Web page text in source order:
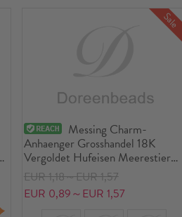
Sale
Messing Charm-
Anhaenger Grosshandel 18K
Vergoldet Hufeisen Meerestier
Micro Pave Blau Kubischer Zirkon
EUR 1,18～EUR 1,57
EUR 0,89～EUR 1,57